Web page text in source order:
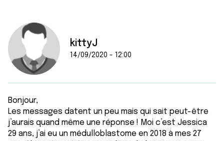
kittyJ
14/09/2020 - 12:00
Bonjour,
Les messages datent un peu mais qui sait peut-être
j’aurais quand même une réponse ! Moi c’est Jessica
29 ans, j’ai eu un médulloblastome en 2018 à mes 27